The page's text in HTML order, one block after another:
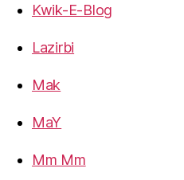
Kwik-E-Blog
Lazirbi
Mak
MaY
Mm Mm